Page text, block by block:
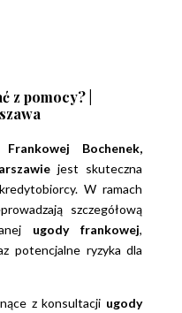
z pomocy? |
Frankowej Bochenek,
jest skuteczna
W ramach
szczegółową
ugody frankowej,
potencjalne ryzyka dla
z konsultacji ugody